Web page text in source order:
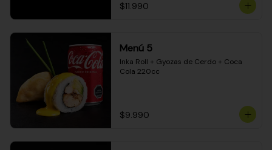
$11.990
Menú 5
Inka Roll + Gyozas de Cerdo + Coca
Cola 220cc
$9.990